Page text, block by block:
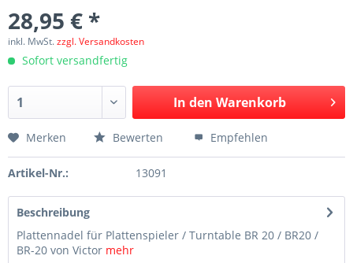
28,95 € *
inkl. MwSt.zzgl. Versandkosten
Sofort versandfertig
In den Warenkorb
Merken Bewerten Empfehlen
Artikel-Nr.: 13091
Beschreibung
Plattennadel für Plattenspieler / Turntable BR 20 / BR20 /
BR-20 von Victor mehr